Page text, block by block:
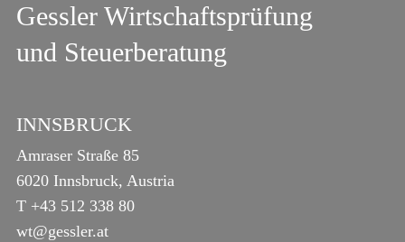
Gessler Wirtschaftsprüfung
und Steuerberatung
INNSBRUCK
Amraser Straße 85
6020 Innsbruck, Austria
T +43 512 338 80
wt@gessler.at